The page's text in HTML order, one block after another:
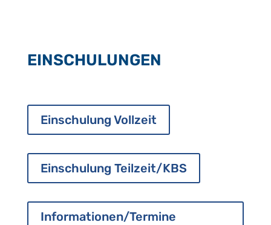
EINSCHULUNGEN
Einschulung Vollzeit
Einschulung Teilzeit/KBS
Informationen/Termine